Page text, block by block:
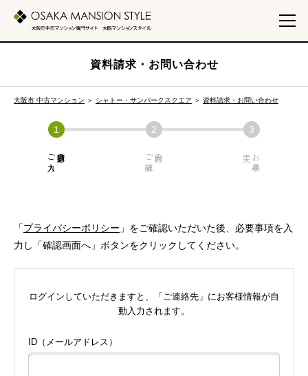
資料請求・お問い合わせ
大阪市 中古マンション ＞ シャトー・サンパークスクエア ＞ 資料請求・お問い合わせ
必須項目の
ご入力 内容の
ご確認 お手続き
「プライバシーポリシー 」をご確認いただいた後、必要事項を入
力し「確認画面へ」ボタンをクリックしてください。
ログインしていただきますと、「ご連絡先」にお客様情報が自
動入力されます。
ID（メールアドレス）